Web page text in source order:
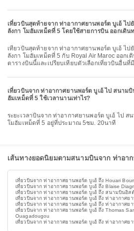
เที่ยวบินสุดท้ายจาก ท่าอากาศยานพอร์ต บูเอ้ ไ
ลังกา โมฮัมเหม็ดที่ 5 โดยใช้สายการบิน ออกเดิน
เที่ยวบินสุดท้ายจาก ท่าอากาศยานพอร์ต บูเอ้ ไปยัง สนามบินนานาชาติคาซาบ
ลังกา โมฮัมเหม็ดที่ 5 กับ Royal Air Maroc ออก
ตารางบินนี้และเปรียบเทียบตัวเลือกเที่ยวบินอื่นที่
เที่ยวบินจาก ท่าอากาศยานพอร์ต บูเอ้ ไป สนาม
ฮัมเหม็ดที่ 5 ใช้เวลานานเท่าไร?
ระยะเวลาบินจาก ท่าอากาศยานพอร์ต บูเอ้ ไป สนามบินนานาชาติคาซาบลังกา
โมฮัมเหม็ดที่ 5 อยู่ที่ประมาณ 5ชม. 20นาที
เส้นทางยอดนิยมตามสนามบินจาก ท่าอา
เที่ยวบินจาก ท่าอากาศยานพอร์ต บูเอ้ ถึง Houari
เที่ยวบินจาก ท่าอากาศยานพอร์ต บูเอ้ ถึง Blaise
เที่ยวบินจาก ท่าอากาศยานพอร์ต บูเอ้ ถึง สนามบินอิส
เที่ยวบินจาก ท่าอากาศยานพอร์ต บูเอ้ ถึง ท่าอากาศย
เที่ยวบินจาก ท่าอากาศยานพอร์ต บูเอ้ ถึง ท่าอากาศย
เที่ยวบินจาก ท่าอากาศยานพอร์ต บูเอ้ ถึง Thomas
Ouagadougou
เที่ยวบินจาก ท่าอากาศยานพอร์ต บูเอ้ ถึง ท่าอากาศย